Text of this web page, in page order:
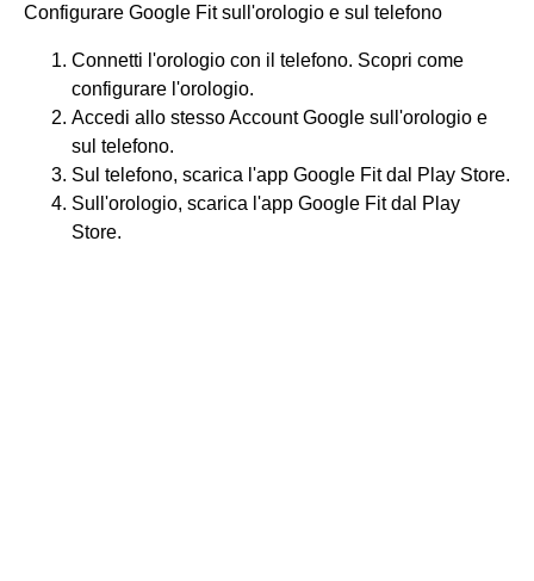
Configurare Google Fit sull'orologio e sul telefono
Connetti l'orologio con il telefono. Scopri come
configurare l'orologio.
Accedi allo stesso Account Google sull'orologio e
sul telefono.
Sul telefono, scarica l'app Google Fit dal Play Store.
Sull'orologio, scarica l'app Google Fit dal Play
Store.